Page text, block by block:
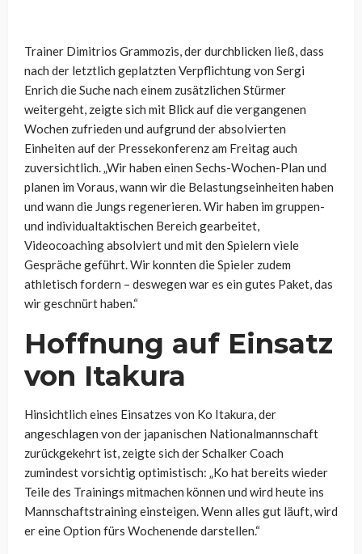
Trainer Dimitrios Grammozis, der durchblicken ließ, dass
nach der letztlich geplatzten Verpflichtung von Sergi
Enrich die Suche nach einem zusätzlichen Stürmer
weitergeht, zeigte sich mit Blick auf die vergangenen
Wochen zufrieden und aufgrund der absolvierten
Einheiten auf der Pressekonferenz am Freitag auch
zuversichtlich. „Wir haben einen Sechs-Wochen-Plan und
planen im Voraus, wann wir die Belastungseinheiten haben
und wann die Jungs regenerieren.Wir haben im gruppen-
und individualtaktischen Bereich gearbeitet,
Videocoaching absolviert und mit den Spielern viele
Gespräche geführt. Wir konnten die Spieler zudem
athletisch fordern – deswegen war es ein gutes Paket, das
wir geschnürt haben.“
Hoffnung auf Einsatz
von Itakura
Hinsichtlich eines Einsatzes von Ko Itakura, der
angeschlagen von der japanischen Nationalmannschaft
zurückgekehrt ist, zeigte sich der Schalker Coach
zumindest vorsichtig optimistisch: „Ko hatbereits wieder
Teile des Trainings mitmachen können und wird heute ins
Mannschaftstraining einsteigen. Wenn alles gut läuft, wird
er eine Option fürs Wochenende darstellen.“